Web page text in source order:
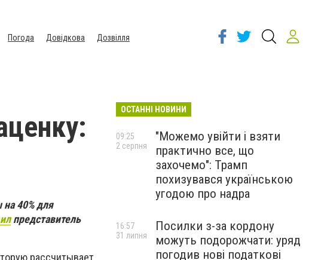
Погода Довідкова
Дозвілля
40% для
представитель
рассчитывает
ОСТАННІ НОВИНИ
"Можемо увійти і взяти
практично все, що
захочемо": Трамп
похизувався українською
угодою про надра
09:25
2 серпня
Посилки з-за кордону
можуть подорожчати: уряд
погодив нові податкові
16:57
31 липня